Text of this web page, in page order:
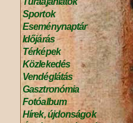
Sportok
Eseménynaptár
Időjárás
Térképek
Közlekedés
Vendéglátás
Gasztronómia
Fotóalbum
Hírek, újdonságok